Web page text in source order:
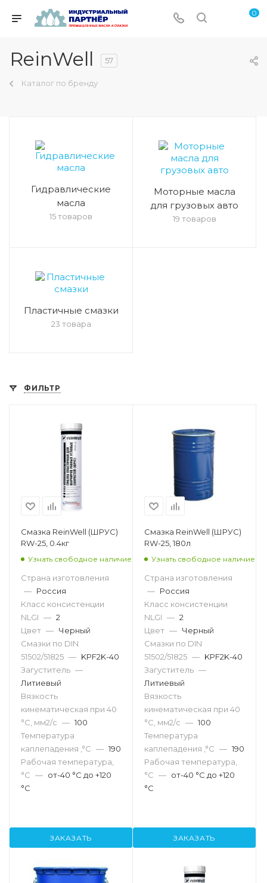
0
ReinWell 57
Каталог по бренду
Гидравлические
масла
15 товаров
Моторные масла
для грузовых авто
19 товаров
Пластичные смазки
23 товара
ФИЛЬТР
Смазка ReinWell (ШРУС)
RW-25, 0.4кг
Узнать свободное наличие
Страна изготовления
— Россия
Класс консистенции
NLGI — 2
Цвет — Черный
Смазки по DIN
51502/51825 — KPF2K-40
Загуститель —
Литиевый
Вязкость
кинематическая при 40
°С, мм2/с — 100
Температура
каплепадения ,°C — 190
Рабочая температура,
°С — от-40 °С до +120
°С
ЗАКАЗАТЬ
Смазка ReinWell (ШРУС)
RW-25, 180л
Узнать свободное наличие
Страна изготовления
— Россия
Класс консистенции
NLGI — 2
Цвет — Черный
Смазки по DIN
51502/51825 — KPF2K-40
Загуститель —
Литиевый
Вязкость
кинематическая при 40
°С, мм2/с — 100
Температура
каплепадения ,°C — 190
Рабочая температура,
°С — от-40 °С до +120
°С
ЗАКАЗАТЬ